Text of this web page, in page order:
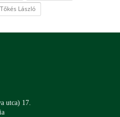
Tőkés László
utca) 17.